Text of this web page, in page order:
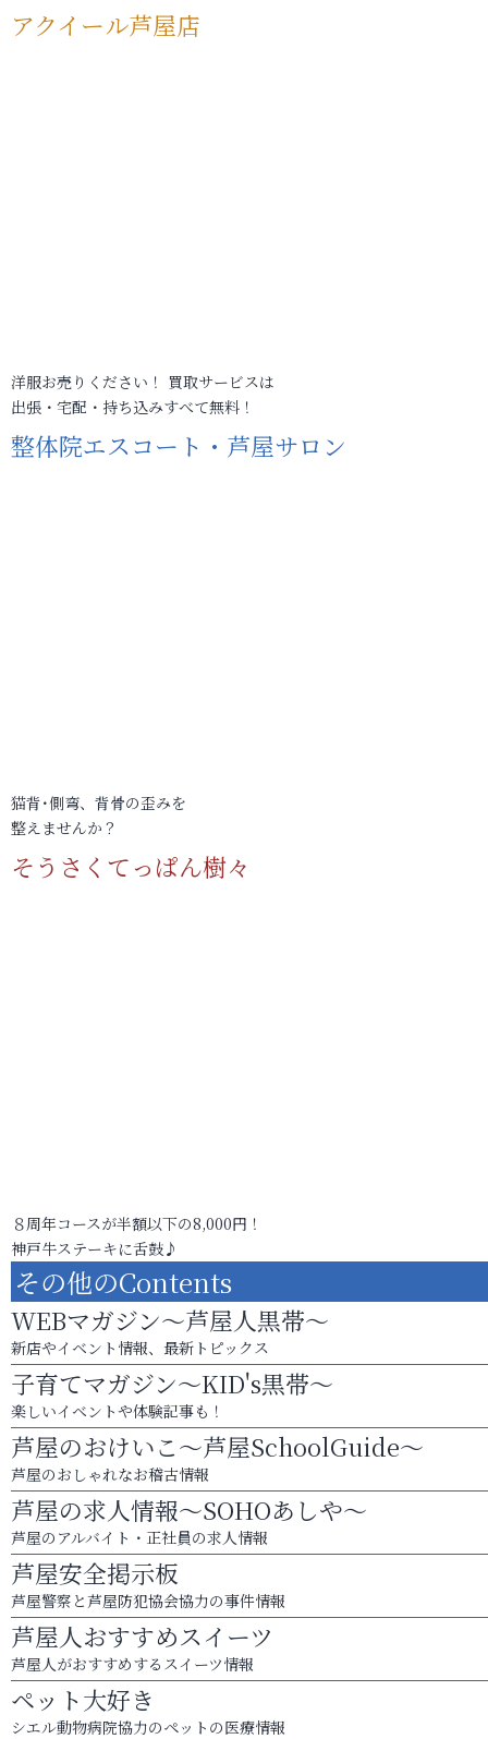
アクイール芦屋店
洋服お売りください！ 買取サービスは
出張・宅配・持ち込みすべて無料！
整体院エスコート・芦屋サロン
猫背･側弯、背骨の歪みを
整えませんか？
そうさくてっぱん樹々
８周年コースが半額以下の8,000円！
神戸牛ステーキに舌鼓♪
その他のContents
WEBマガジン～芦屋人黒帯～
新店やイベント情報、最新トピックス
子育てマガジン～KID's黒帯～
楽しいイベントや体験記事も！
芦屋のおけいこ～芦屋SchoolGuide～
芦屋のおしゃれなお稽古情報
芦屋の求人情報～SOHOあしや～
芦屋のアルバイト・正社員の求人情報
芦屋安全掲示板
芦屋警察と芦屋防犯協会協力の事件情報
芦屋人おすすめスイーツ
芦屋人がおすすめするスイーツ情報
ペット大好き
シエル動物病院協力のペットの医療情報